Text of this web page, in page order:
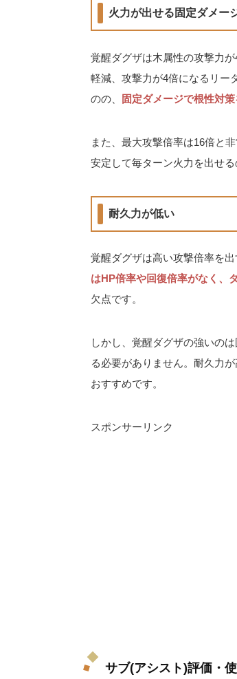
火力が出せる固定ダメー
覚醒ダグザは木属性の攻撃力
軽減、攻撃力が4倍になるリー
のの、
固定ダメージで根性対
また、最大攻撃倍率は16倍と
安定して毎ターン火力を出せる
耐久力が低い
覚醒ダグザは高い攻撃倍率を
はHP倍率や回復倍率がなく、
欠点です。
しかし、覚醒ダグザの強いの
る必要がありません。耐久力
おすすめです。
スポンサーリンク
サブ(アシスト)評価・